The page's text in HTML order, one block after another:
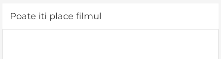
Poate iti place filmul